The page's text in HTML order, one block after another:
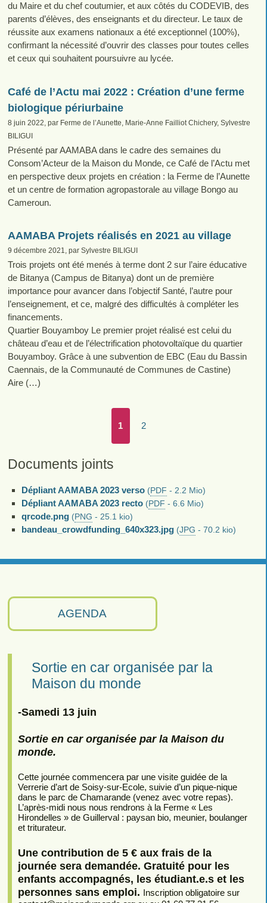
AGENDA
Sortie en car organisée par la
Maison du monde
-Samedi 13 juin
Sortie en car organisée par la Maison du
monde.
Cette journée commencera par une visite guidée de la
Verrerie d’art de Soisy-sur-Ecole, suivie d’un pique-nique
dans le parc de Chamarande (venez avec votre repas).
L’après-midi nous nous rendrons à la Ferme « Les
Hirondelles » de Guillerval : paysan bio, meunier, boulanger
et triturateur.
Une contribution de 5 € aux frais de la
journée sera demandée. Gratuité pour les
enfants accompagnés, les étudiant.e.s et les
personnes sans emploi. Inscription obligatoire sur
du Maire et du chef coutumier, et aux côtés du CODEVIB, des
parents d’élèves, des enseignants et du directeur. Le taux de
réussite aux examens nationaux a été exceptionnel (100%),
confirmant la nécessité d’ouvrir des classes pour toutes celles
et ceux qui souhaitent poursuivre au lycée.
Café de l’Actu mai 2022 : Création d’une ferme
biologique périurbaine
8 juin 2022, par Ferme de l’Aunette, Marie-Anne Failliot Chichery, Sylvestre
BILIGUI
Présenté par AAMABA dans le cadre des semaines du
Consom’Acteur de la Maison du Monde, ce Café de l’Actu met
en perspective deux projets en création : la Ferme de l’Aunette
et un centre de formation agropastorale au village Bongo au
Cameroun.
AAMABA Projets réalisés en 2021 au village
9 décembre 2021, par Sylvestre BILIGUI
Trois projets ont été menés à terme dont 2 sur l’aire éducative
de Bitanya (Campus de Bitanya) dont un de première
importance pour avancer dans l’objectif Santé, l’autre pour
l’enseignement, et ce, malgré des difficultés à compléter les
financements.
Quartier Bouyamboy Le premier projet réalisé est celui du
château d’eau et de l’électrification photovoltaïque du quartier
Bouyamboy. Grâce à une subvention de EBC (Eau du Bassin
Caennais, de la Communauté de Communes de Castine)
Aire (…)
1 2
Documents joints
Dépliant AAMABA 2023 verso (PDF - 2.2 Mio)
Dépliant AAMABA 2023 recto (PDF - 6.6 Mio)
qrcode.png (PNG - 25.1 kio)
bandeau_crowdfunding_640x323.jpg (JPG - 70.2 kio)